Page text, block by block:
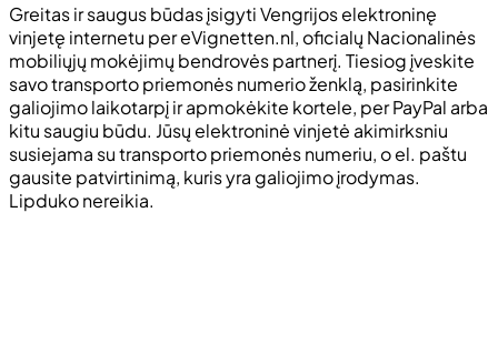
Greitas ir saugus būdas įsigyti Vengrijos elektroninę
vinjetę internetu per eVignetten.nl, oficialų Nacionalinės
mobiliųjų mokėjimų bendrovės partnerį. Tiesiog įveskite
savo transporto priemonės numerio ženklą, pasirinkite
galiojimo laikotarpį ir apmokėkite kortele, per PayPal arba
kitu saugiu būdu. Jūsų elektroninė vinjetė akimirksniu
susiejama su transporto priemonės numeriu, o el. paštu
gausite patvirtinimą, kuris yra galiojimo įrodymas.
Lipduko nereikia.